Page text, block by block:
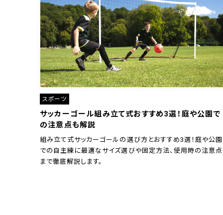
スポーツ
サッカーゴール組み立て式おすすめ3選！庭や公園で
の注意点も解説
組み立て式サッカーゴールの選び方とおすすめ3選！庭や公園
での自主練に最適なサイズ選びや固定方法、使用時の注意点
まで徹底解説します。